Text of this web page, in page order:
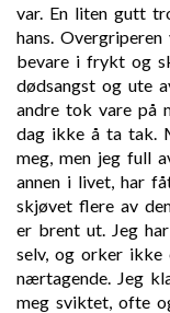
var. En liten gutt
hans.
bevare i frykt og
dødsangst og ute
andre tok vare på
dag ikke å ta tak.
meg, men jeg full
annen i livet, har
skjøvet flere av
er brent ut. Jeg
selv, og orker ikke
nærtagende. Jeg
meg sviktet, ofte